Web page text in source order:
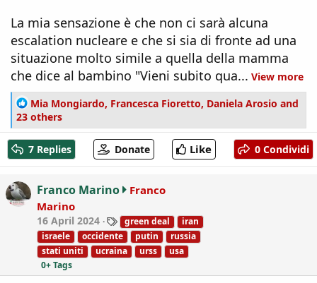
La mia sensazione è che non ci sarà alcuna
escalation nucleare e che si sia di fronte ad una
situazione molto simile a quella della mamma
che dice al bambino "Vieni subito qua... View more
R
e
a
c
t
i
n
Mia Mongiardo, Francesca Fioretto, Daniela Arosio and
23 others
7 Replies Donate Like 0 Condividi
Franco Marino
Franco
Marino
16 April 2024
T
a
g
s
green deal
iran
israele
occidente putin
russia
stati uniti
ucraina urss
usa
0+ Tags